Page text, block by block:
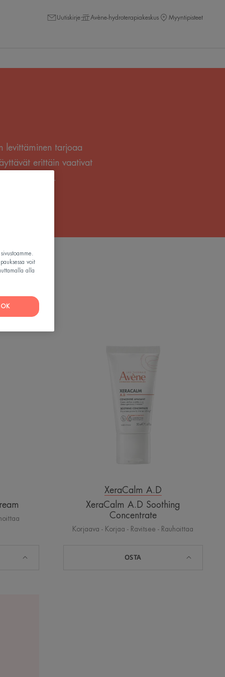
Uutiskirje Avène-hydroterapiakeskus Myyntipisteet
levittäminen tarjoaa
erittäin vaativat
turvallisesti.
Concentrate
XeraCalm A.D
XeraCalm A.D Soothing
Concentrate
Korjaava - Korjaa - Ravitsee - Rauhoittaa
OSTA
voit
alla
OK